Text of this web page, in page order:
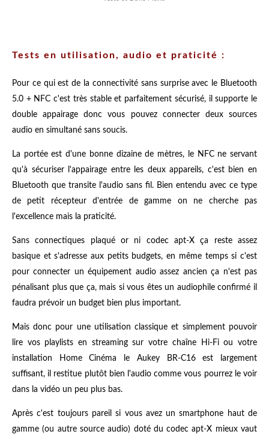
Tests en utilisation, audio et praticité :
Pour ce qui est de la connectivité sans surprise avec le Bluetooth
5.0 + NFC c'est très stable et parfaitement sécurisé, il supporte le
double appairage donc vous pouvez connecter deux sources
audio en simultané sans soucis.
La portée est d'une bonne dizaine de mètres, le NFC ne servant
qu'à sécuriser l'appairage entre les deux appareils, c'est bien en
Bluetooth que transite l'audio sans fil. Bien entendu avec ce type
de petit récepteur d'entrée de gamme on ne cherche pas
l'excellence mais la praticité.
Sans connectiques plaqué or ni codec apt-X ça reste assez
basique et s'adresse aux petits budgets, en même temps si c'est
pour connecter un équipement audio assez ancien ça n'est pas
pénalisant plus que ça, mais si vous êtes un audiophile confirmé il
faudra prévoir un budget bien plus important.
Mais donc pour une utilisation classique et simplement pouvoir
lire vos playlists en streaming sur votre chaîne Hi-Fi ou votre
installation Home Cinéma le Aukey BR-C16 est largement
suffisant, il restitue plutôt bien l'audio comme vous pourrez le voir
dans la vidéo un peu plus bas.
Après c'est toujours pareil si vous avez un smartphone haut de
gamme (ou autre source audio) doté du codec apt-X mieux vaut